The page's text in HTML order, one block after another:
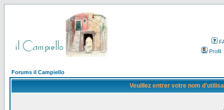
Profil
Forums il Campiello
Veuillez entrer votre nom